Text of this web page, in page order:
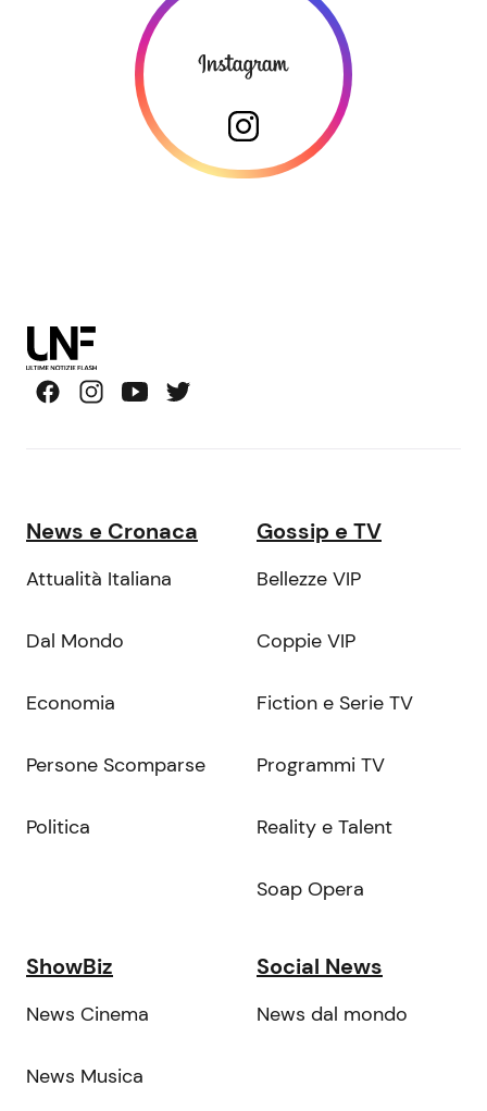
News e Cronaca
Attualità Italiana
Dal Mondo
Economia
Persone Scomparse
Politica
Gossip e TV
Bellezze VIP
Coppie VIP
Fiction e Serie TV
Programmi TV
Reality e Talent
Soap Opera
ShowBiz
News Cinema
News Musica
Social News
News dal mondo